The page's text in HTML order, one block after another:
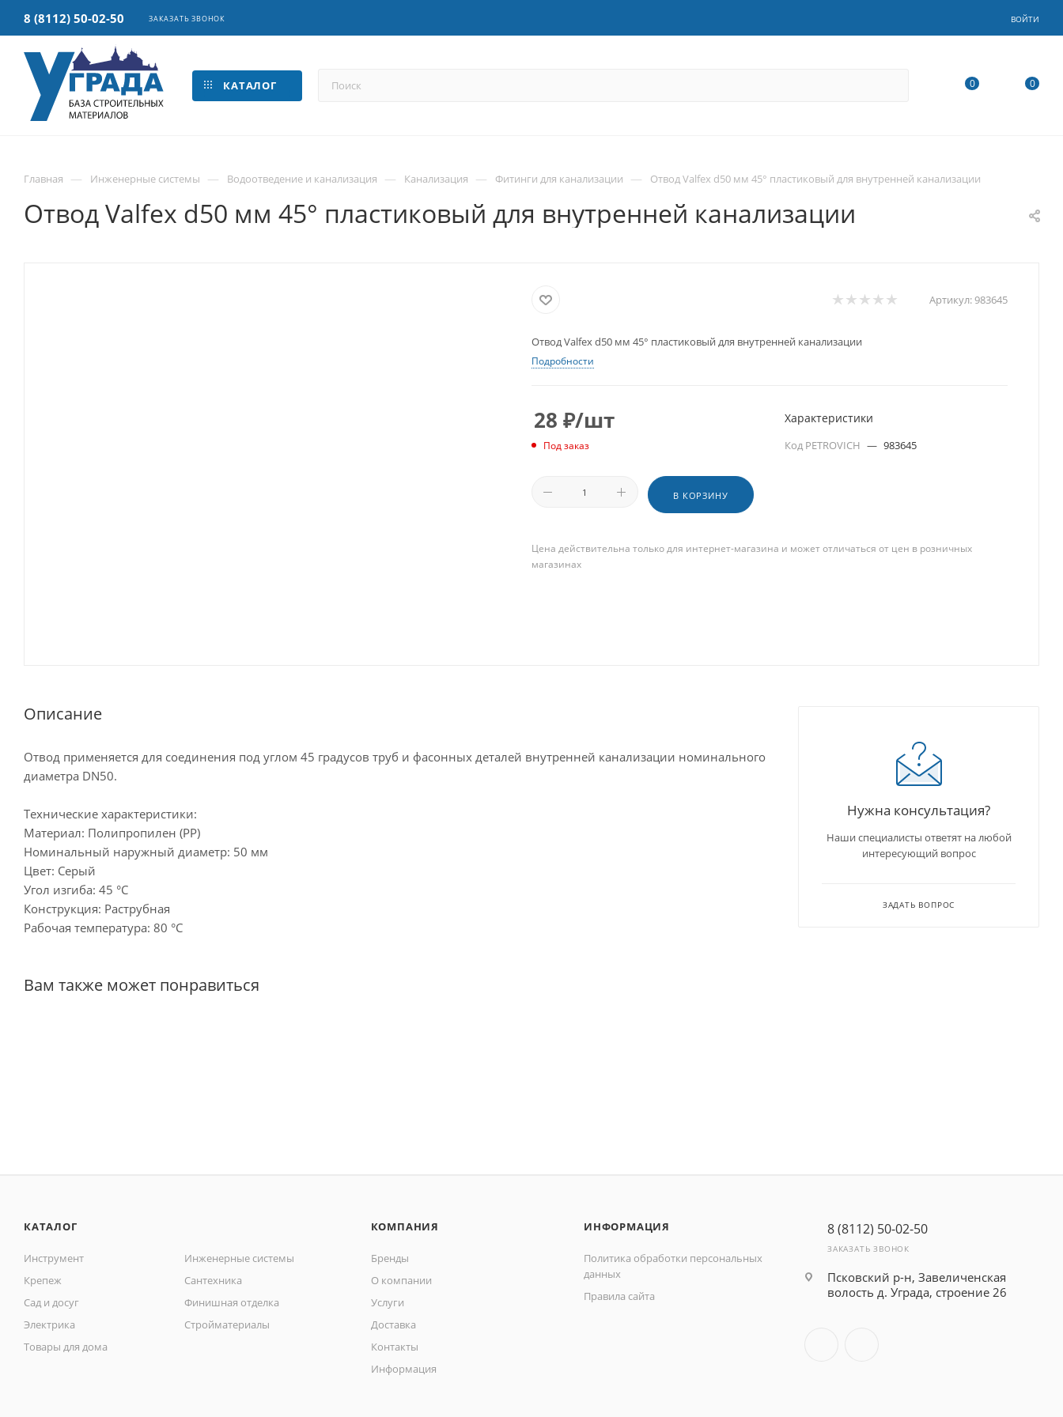
8 (8112) 50-02-50 ЗАКАЗАТЬ ЗВОНОК ВОЙТИ
КАТАЛОГ 0 0
Главная — Инженерные системы — Водоотведение и канализация — Канализация — Фитинги для канализации — Отвод Valfex d50 мм 45° пластиковый для внутренней канализации
Отвод Valfex d50 мм 45° пластиковый для внутренней канализации
Артикул:983645
Отвод Valfex d50 мм 45° пластиковый для внутренней канализации
Подробности
28 ₽/шт
Под заказ
В КОРЗИНУ
Характеристики
Код PETROVICH — 983645
Цена действительна только для интернет-магазина и может отличаться от цен в розничных
магазинах
Описание
Отвод применяется для соединения под углом 45 градусов труб и фасонных деталей внутренней канализации номинального
диаметра DN50.
Технические характеристики:
Материал: Полипропилен (PP)
Номинальный наружный диаметр: 50 мм
Цвет: Серый
Угол изгиба: 45 °С
Конструкция: Раструбная
Рабочая температура: 80 °С
Вам также может понравиться
Нужна консультация?
Наши специалисты ответят на любой
интересующий вопрос
ЗАДАТЬ ВОПРОС
КАТАЛОГ
Инструмент
Инженерные системы
Крепеж
Сантехника
Сад и досуг
Финишная отделка
Электрика
Стройматериалы
Товары для дома
КОМПАНИЯ
Бренды
О компании
Услуги
Доставка
Контакты
Информация
ИНФОРМАЦИЯ
Политика обработки персональных
данных
Правила сайта
8 (8112) 50-02-50
ЗАКАЗАТЬ ЗВОНОК
Псковский р-н, Завеличенская
волость д. Уграда, строение 26